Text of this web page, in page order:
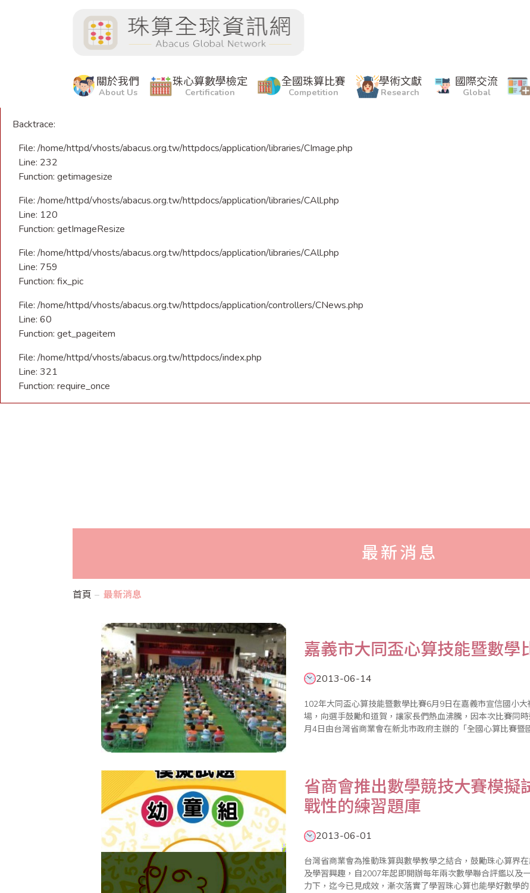
Message: getimagesize(): Corrupt JPEG data: 68 extraneous bytes before marker
Filename: libraries/CImage.php
Line Number: 232
Backtrace:
File: /home/httpd/vhosts/abacus.org.tw/httpdocs/application/libraries/CImage.php
Line: 232
Function: getimagesize
File: /home/httpd/vhosts/abacus.org.tw/httpdocs/application/libraries/CAll.php
Line: 120
Function: getImageResize
File: /home/httpd/vhosts/abacus.org.tw/httpdocs/application/libraries/CAll.php
Line: 759
Function: fix_pic
File: /home/httpd/vhosts/abacus.org.tw/httpdocs/application/controllers/CNews.php
Line: 60
Function: get_pageitem
File: /home/httpd/vhosts/abacus.org.tw/httpdocs/index.php
Line: 321
Function: require_once
關於我們
About Us
珠心算數學檢定
Certification
全國珠算比賽
Competition
學術文獻
Research
國際交流
Global
最新消息
首頁 最新消息
嘉義市大同盃心算技能暨數學
2013-06-14
102年大同盃心算技能暨數學比賽6月9日在嘉義市宣信國小
場，向選手鼓勵和道賀，讓家長們熱血沸騰，因本次比賽同
月4日由台灣省商業會在新北市政府主辦的「全國心算比賽
省商會推出數學競技大賽模擬
戰性的練習題庫
2013-06-01
台灣省商業會為推動珠算與數學教學之結合，鼓勵珠心算界
及學習興趣，自2007年起即開辦每年兩次數學聯合評鑑以及
力下，迄今已見成效，漸次落實了學習珠心算也能學好數學